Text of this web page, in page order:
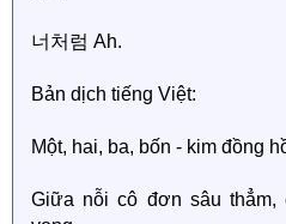
너처럼 Ah.
Bản dịch tiếng Việt:
Một, hai, ba, bốn - kim đồng
Giữa nỗi cô đơn sâu thẳm,